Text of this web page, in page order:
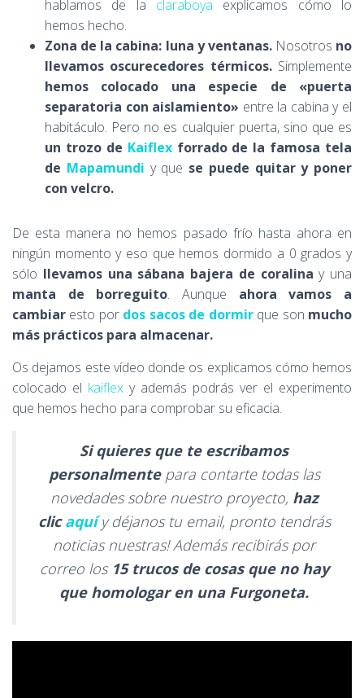
hablamos de la claraboya explicamos cómo lo
hemos hecho.
Zona de la cabina: luna y ventanas. Nosotros no
llevamos oscurecedores térmicos.Simplemente
hemos colocado una especie de «puerta
separatoria con aislamiento» entre la cabina y el
habitáculo. Pero no es cualquier puerta, sino que es
un trozo de Kaiflexforrado de la famosa tela
de Mapamundi y que se puede quitar y poner
con velcro.
De esta manera no hemos pasado frío hasta ahora en
ningún momento y eso que hemos dormido a 0 grados y
sólo llevamos una sábana bajera de coralina y una
manta de borreguito. Aunque ahora vamos a
cambiar esto por dos sacos de dormirque son mucho
más prácticos para almacenar.
Os dejamos este vídeo donde os explicamos cómo hemos
colocado el kaiflex y además podrás ver el experimento
que hemos hecho para comprobar su eficacia.
Si quieres que te escribamos
personalmentepara contarte todas las
novedades sobre nuestro proyecto, haz
clic aquíy déjanos tu email, pronto tendrás
noticias nuestras! Además recibirás por
correo los 15trucos de cosas que no hay
que homologar en una Furgoneta.